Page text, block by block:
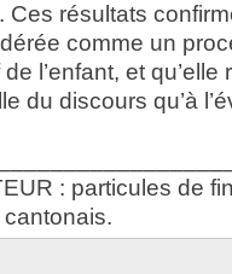
résultats
comme un
l’enfant, et
du discours qu’à
: particules de